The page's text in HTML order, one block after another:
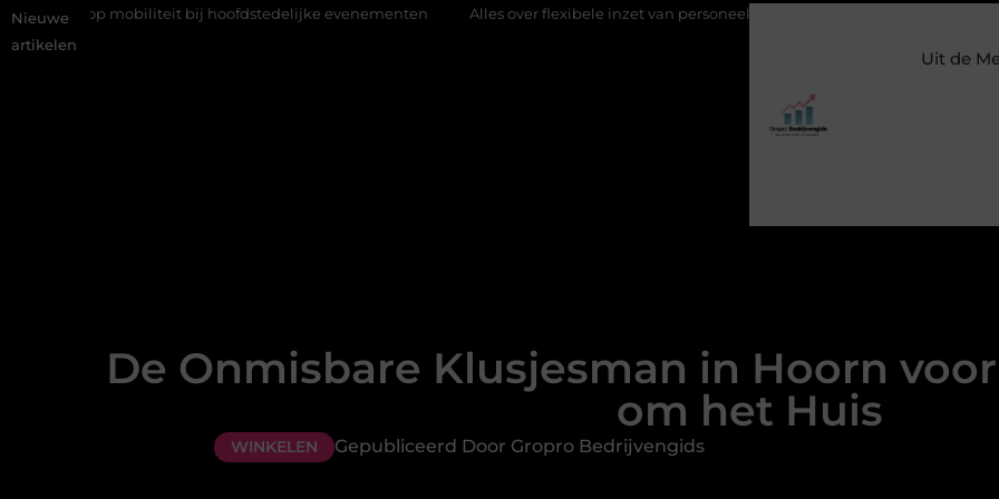
Nieuwe
artikelen
bij hoofdstedelijke evenementen Alles over flexibele inzet van personeel Staalconstructiebedrijf Molenschot:
Uit de
De Onmisbare Klusjesman in Hoorn
om het Huis
WINKELEN Gepubliceerd Door Gropro Bedrijvengids